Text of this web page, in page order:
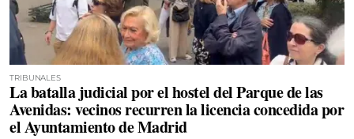
TRIBUNALES
La batalla judicial por el hostel del Parque de las
Avenidas: vecinos recurren la licencia concedida por
el Ayuntamiento de Madrid